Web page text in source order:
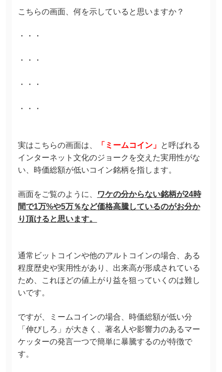
こちらの画面、何を示していると思いますか？
・・・
・・・
・・・
・・・
実はこちらの画面は、 「ミームコイン」 と呼ばれる
インターネット文化のジョークを交えた実用性がな
い、時価総額が低いコイン銘柄を指します。
画面をご覧のように、
ワケの分からない銘柄が24時
間で1万%や5万％など価格高騰しているのがお分か
り頂けると思います。
通常ビットコインや他のアルトコインの場合、ある
程度歴史や実用性があり、出来高が形成されている
ため、これほどの値上がり益を狙っていくのは難し
いです。
ですが、ミームコインの場合、時価総額が低い分
「伸びしろ」が大きく、著名人や影響力のあるマー
ケッターの発言一つで簡単に暴騰するのが特徴で
す。